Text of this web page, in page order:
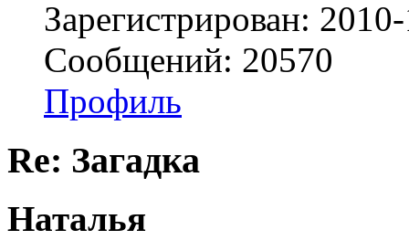
Зарегистрирован:
Сообщений: 20570
Профиль
Re: Загадка
Наталья